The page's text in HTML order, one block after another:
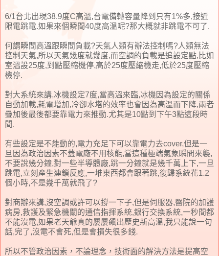
6/1台北出現38.9度C高溫,台電備轉容量降到只有1%多,接近
限電跳電.如果來個瞬間40度高溫呢?那大概就非跳電不可了.
何謂瞬間高溫跟瞬間負載?天氣人類有辦法控制嗎?人類無法
控制天氣,所以天氣幾度就幾度,而空調的負載是追設定點,比如
室溫設25度,到點壓縮機停,高於25度壓縮機走,低於25度壓縮
機停.
對大系統來講,冰機設定7度,當高溫來臨,冰機因為設定的關係
自動加載,耗電增加,冷卻水塔的效率也會因為高溫而下降,兩者
疊加後最後都要靠電力來推動.尤其是10點到下午3點這段時
間.
有些設定是不能動的,電力充足下可以靠電力去cover,但是一
旦因為政治因素不蓋電廠不用核能,當這種極端氣象瞬間來襲,
不要說幾分鐘,對一些半導體廠,跳一分鐘就是幾千萬上下,一旦
跳電,立刻產生連鎖反應,一堆東西都會跟著跳,復歸系統花1.2
個小時,不是幾千萬就飛了?
對商辦來講,沒空調或許可以撐一下子,但是伺服器,醫院的加護
病房,救護及緊急機關的通信指揮系統,銀行交換系統,一秒間都
不能沒電,如果老天爺真的屢屢飆出歷史新高溫,我只能說一句
話,完了,沒電不會死,但是會損失很多錢.
所以不管政治因素，不論理念，技術面的解決方法是提高空